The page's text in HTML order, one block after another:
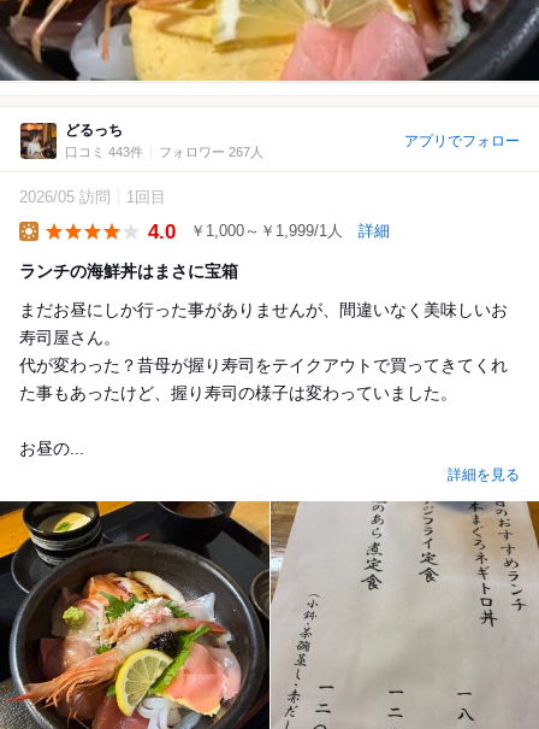
どるっち
口コミ 443件 フォロワー 267人
アプリでフォロー
2026/05 訪問 1回目
4.0 ￥1,000～￥1,999/1人 詳細
ランチの海鮮丼はまさに宝箱
まだお昼にしか行った事がありませんが、間違いなく美味しいお
寿司屋さん。
代が変わった？昔母が握り寿司をテイクアウトで買ってきてくれ
た事もあったけど、握り寿司の様子は変わっていました。
お昼の...
詳細を見る